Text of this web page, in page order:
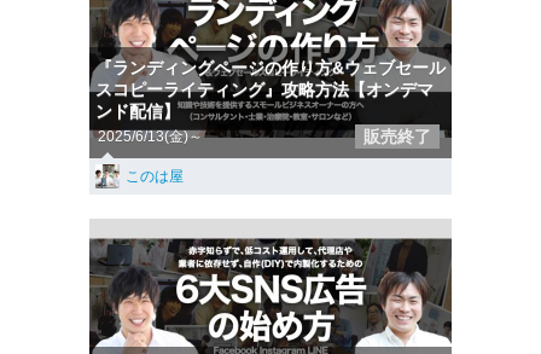
『ランディングページの作り方&ウェブセール
スコピーライティング』攻略方法【オンデマ
ンド配信】
2025/6/13(金)～ 販売終了
このは屋